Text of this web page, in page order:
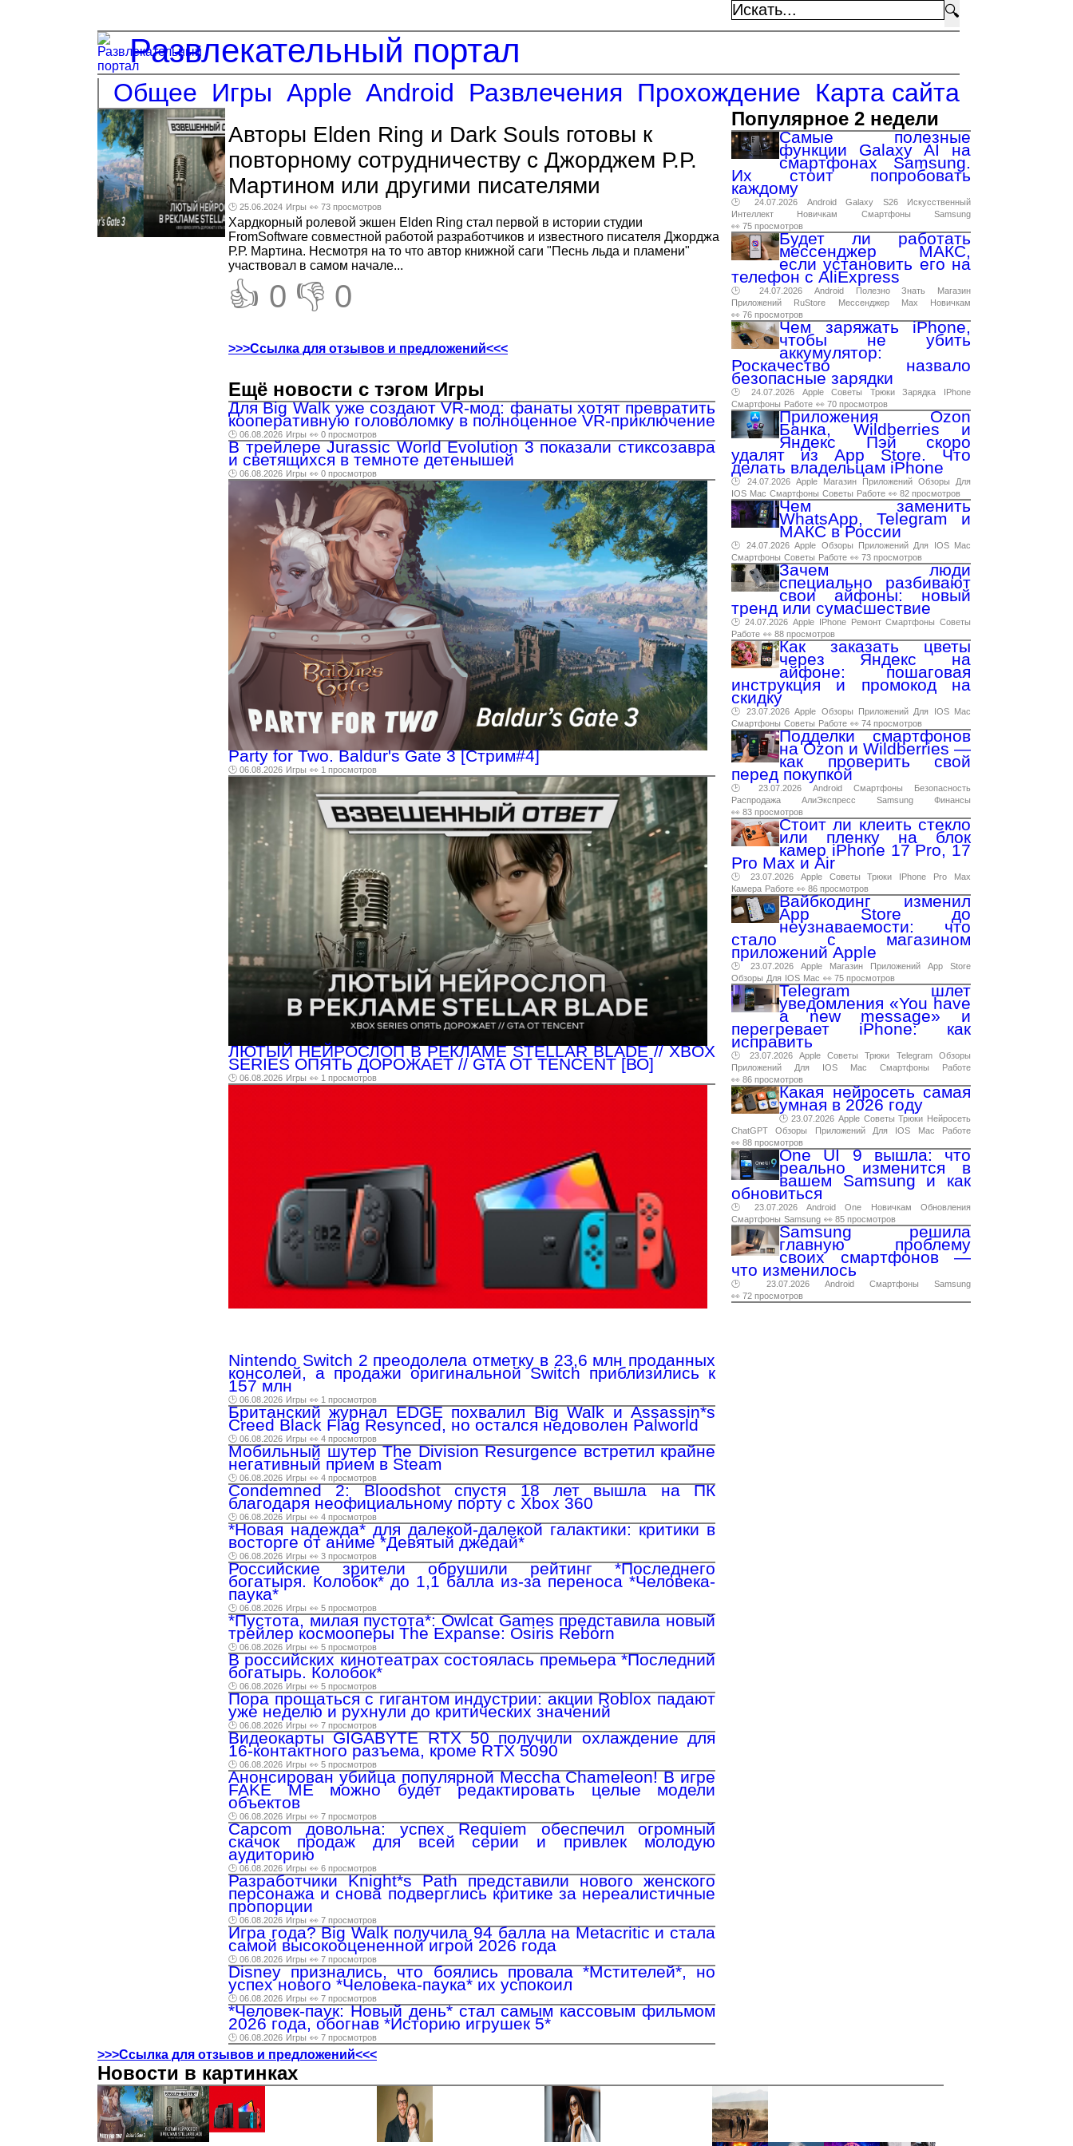
🔍
Развлекательный портал
Общее Игры Apple Android Развлечения Прохождение Карта сайта
Авторы Elden Ring и Dark Souls готовы к
повторному сотрудничеству с Джорджем Р.Р.
Мартином или другими писателями
🕑 25.06.2024 Игры 👀 73 просмотров
Хардкорный ролевой экшен Elden Ring стал первой в истории студии
FromSoftware совместной работой разработчиков и известного писателя Джорджа
Р.Р. Мартина. Несмотря на то что автор книжной саги "Песнь льда и пламени"
участвовал в самом начале...
👍 0 👎 0
>>>Ссылка для отзывов и предложений<<<
Ещё новости с тэгом Игры
Для Big Walk уже создают VR-мод: фанаты хотят превратить
кооперативную головоломку в полноценное VR-приключение
🕑 06.08.2026 Игры 👀 0 просмотров
В трейлере Jurassic World Evolution 3 показали стиксозавра
и светящихся в темноте детенышей
🕑 06.08.2026 Игры 👀 0 просмотров
Party for Two. Baldur's Gate 3 [Стрим#4]
🕑 06.08.2026 Игры 👀 1 просмотров
ЛЮТЫЙ НЕЙРОСЛОП В РЕКЛАМЕ STELLAR BLADE // XBOX
SERIES ОПЯТЬ ДОРОЖАЕТ // GTA ОТ TENCENT [ВО]
🕑 06.08.2026 Игры 👀 1 просмотров
Nintendo Switch 2 преодолела отметку в 23,6 млн проданных
консолей, а продажи оригинальной Switch приблизились к
157 млн
🕑 06.08.2026 Игры 👀 1 просмотров
Британский журнал EDGE похвалил Big Walk и Assassin*s
Creed Black Flag Resynced, но остался недоволен Palworld
🕑 06.08.2026 Игры 👀 4 просмотров
Мобильный шутер The Division Resurgence встретил крайне
негативный прием в Steam
🕑 06.08.2026 Игры 👀 4 просмотров
Condemned 2: Bloodshot спустя 18 лет вышла на ПК
благодаря неофициальному порту с Xbox 360
🕑 06.08.2026 Игры 👀 4 просмотров
*Новая надежда* для далекой-далекой галактики: критики в
восторге от аниме *Девятый джедай*
🕑 06.08.2026 Игры 👀 3 просмотров
Российские зрители обрушили рейтинг *Последнего
богатыря. Колобок* до 1,1 балла из-за переноса *Человека-
паука*
🕑 06.08.2026 Игры 👀 5 просмотров
*Пустота, милая пустота*: Owlcat Games представила новый
трейлер космооперы The Expanse: Osiris Reborn
🕑 06.08.2026 Игры 👀 5 просмотров
В российских кинотеатрах состоялась премьера *Последний
богатырь. Колобок*
🕑 06.08.2026 Игры 👀 5 просмотров
Пора прощаться с гигантом индустрии: акции Roblox падают
уже неделю и рухнули до критических значений
🕑 06.08.2026 Игры 👀 7 просмотров
Видеокарты GIGABYTE RTX 50 получили охлаждение для
16-контактного разъема, кроме RTX 5090
🕑 06.08.2026 Игры 👀 5 просмотров
Анонсирован убийца популярной Meccha Chameleon! В игре
FAKE ME можно будет редактировать целые модели
объектов
🕑 06.08.2026 Игры 👀 7 просмотров
Capcom довольна: успех Requiem обеспечил огромный
скачок продаж для всей серии и привлек молодую
аудиторию
🕑 06.08.2026 Игры 👀 6 просмотров
Разработчики Knight*s Path представили нового женского
персонажа и снова подверглись критике за нереалистичные
пропорции
🕑 06.08.2026 Игры 👀 7 просмотров
Игра года? Big Walk получила 94 балла на Metacritic и стала
самой высокооцененной игрой 2026 года
🕑 06.08.2026 Игры 👀 7 просмотров
Disney признались, что боялись провала *Мстителей*, но
успех нового *Человека-паука* их успокоил
🕑 06.08.2026 Игры 👀 7 просмотров
*Человек-паук: Новый день* стал самым кассовым фильмом
2026 года, обогнав *Историю игрушек 5*
🕑 06.08.2026 Игры 👀 7 просмотров
Популярное 2 недели
Самые полезные
функции Galaxy AI на
смартфонах Samsung.
Их стоит попробовать
каждому
🕑 24.07.2026 Android Galaxy S26
Искусственный
Интеллект
Новичкам Смартфоны
Samsung
👀 75 просмотров
Будет ли работать
мессенджер МАКС,
если установить его на
телефон с AliExpress
🕑 24.07.2026 Android Полезно Знать
Магазин
Приложений
RuStore Мессенджер Max
Новичкам
👀 76 просмотров
Чем заряжать iPhone,
чтобы не убить
аккумулятор:
Роскачество назвало
безопасные зарядки
🕑 24.07.2026 Apple Советы Трюки Зарядка
IPhone
Смартфоны Работе 👀 70 просмотров
Приложения Ozon
Банка, Wildberries и
Яндекс Пэй скоро
удалят из App Store. Что
делать владельцам iPhone
🕑 24.07.2026 Apple Магазин Приложений Обзоры
Для
IOS Mac Смартфоны Советы Работе 👀 82 просмотров
Чем заменить
WhatsApp, Telegram и
МАКС в России
🕑 24.07.2026 Apple Обзоры Приложений Для IOS
Mac
Смартфоны Советы Работе 👀 73 просмотров
Зачем люди
специально разбивают
свои айфоны: новый
тренд или сумасшествие
🕑 24.07.2026 Apple IPhone Ремонт Смартфоны Советы
Работе 👀 88 просмотров
Как заказать цветы
через Яндекс на
айфоне: пошаговая
инструкция и промокод на
скидку
🕑 23.07.2026 Apple Обзоры Приложений Для IOS
Mac
Смартфоны Советы Работе 👀 74 просмотров
Подделки смартфонов
на Ozon и Wildberries —
как проверить свой
перед покупкой
🕑 23.07.2026 Android Смартфоны
Безопасность
Распродажа
АлиЭкспресс Samsung
Финансы
👀 83 просмотров
Стоит ли клеить стекло
или пленку на блок
камер iPhone 17 Pro, 17
Pro Max и Air
🕑 23.07.2026 Apple Советы Трюки IPhone Pro
Max
Камера Работе 👀 86 просмотров
Вайбкодинг изменил
App Store до
неузнаваемости: что
стало с магазином
приложений Apple
🕑 23.07.2026 Apple Магазин Приложений App
Store
Обзоры Для IOS Mac 👀 75 просмотров
Telegram шлет
уведомления «You have
a new message» и
перегревает iPhone: как
исправить
🕑 23.07.2026 Apple Советы Трюки Telegram
Обзоры
Приложений
Для IOS Mac Смартфоны
Работе
👀 86 просмотров
Какая нейросеть самая
умная в 2026 году
🕑 23.07.2026 Apple Советы Трюки Нейросеть
ChatGPT
Обзоры Приложений Для IOS Mac
Работе
👀 88 просмотров
One UI 9 вышла: что
реально изменится в
вашем Samsung и как
обновиться
🕑 23.07.2026 Android One Новичкам
Обновления
Смартфоны Samsung 👀 85 просмотров
Samsung решила
главную проблему
своих смартфонов —
что изменилось
🕑 23.07.2026 Android Смартфоны
Samsung
👀 72 просмотров
>>>Ссылка для отзывов и предложений<<<
Новости в картинках